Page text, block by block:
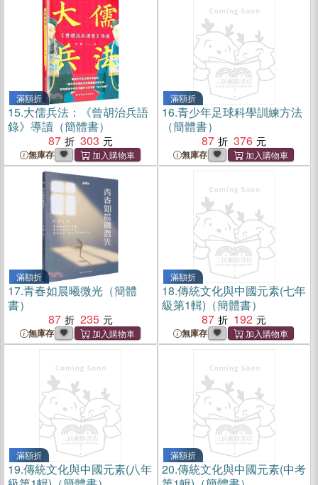
滿額折
15.大儒兵法：《曾胡治兵語
錄》導讀（簡體書）
87
303
無庫存
滿額折
16.青少年足球科學訓練方法
（簡體書）
87
376
無庫存
滿額折
17.青春如晨曦微光（簡體
書）
87
235
無庫存
滿額折
18.傳統文化與中國元素(七年
級第1輯)（簡體書）
87
192
無庫存
滿額折
19.傳統文化與中國元素(八年
滿額折
20.傳統文化與中國元素(中考